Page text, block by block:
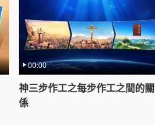
00:00
神三步作工之每步作工之間的關
係